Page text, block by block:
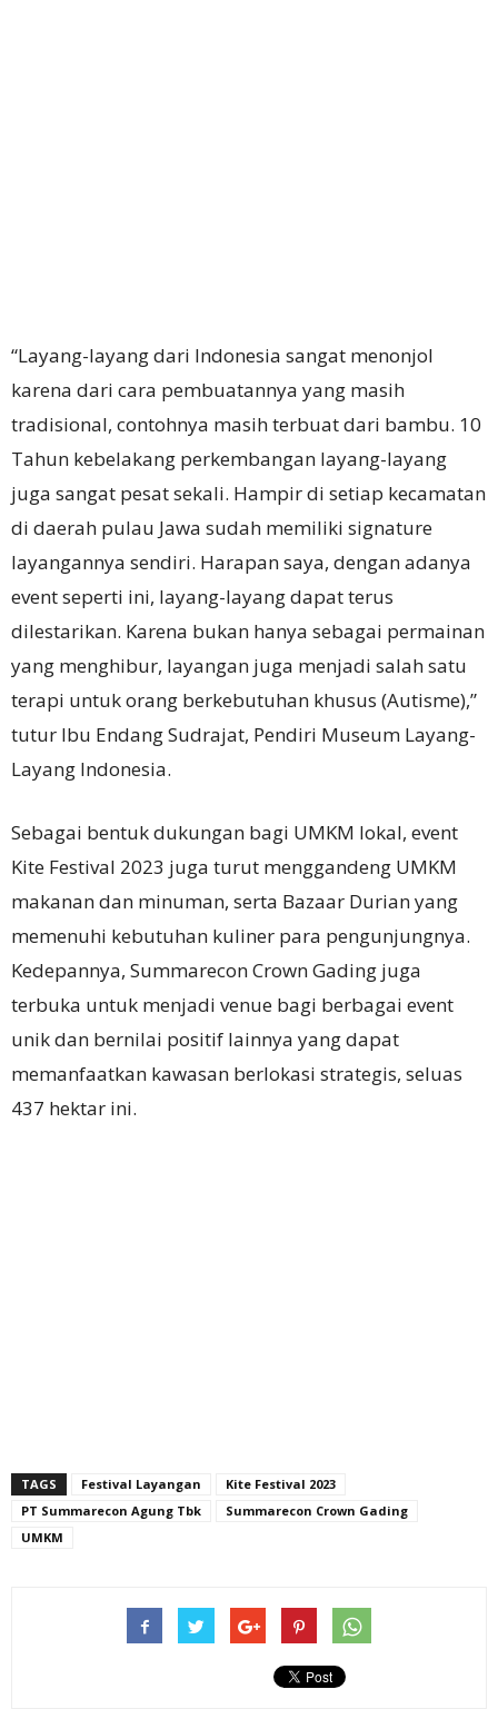
“Layang-layang dari Indonesia sangat menonjol
karena dari cara pembuatannya yang masih
tradisional, contohnya masih terbuat dari bambu. 10
Tahun kebelakang perkembangan layang-layang
juga sangat pesat sekali. Hampir di setiap kecamatan
di daerah pulau Jawa sudah memiliki signature
layangannya sendiri. Harapan saya, dengan adanya
event seperti ini, layang-layang dapat terus
dilestarikan. Karena bukan hanya sebagai permainan
yang menghibur, layangan juga menjadi salah satu
terapi untuk orang berkebutuhan khusus (Autisme),”
tutur Ibu Endang Sudrajat, Pendiri Museum Layang-
Layang Indonesia.
Sebagai bentuk dukungan bagi UMKM lokal, event
Kite Festival 2023 juga turut menggandeng UMKM
makanan dan minuman, serta Bazaar Durian yang
memenuhi kebutuhan kuliner para pengunjungnya.
Kedepannya, Summarecon Crown Gading juga
terbuka untuk menjadi venue bagi berbagai event
unik dan bernilai positif lainnya yang dapat
memanfaatkan kawasan berlokasi strategis, seluas
437 hektar ini.
TAGS Festival Layangan
Kite Festival 2023
PT Summarecon Agung Tbk
Summarecon Crown Gading
UMKM